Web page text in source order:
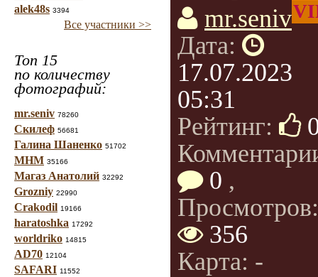
alek48s 3394
Все участники >>
Топ 15
по количеству
фотографий:
mr.seniv 78260
Скилеф 56681
Галина Шаненко 51702
МНМ 35166
Магаз Анатолий 32292
Grozniy 22990
Crakodil 19166
haratoshka 17292
worldriko 14815
AD70 12104
SAFARI 11552
mr.seniv
Дата:
17.07.2023
05:31
Рейтинг:
0 ,
Просмотров:
356
Карта: -